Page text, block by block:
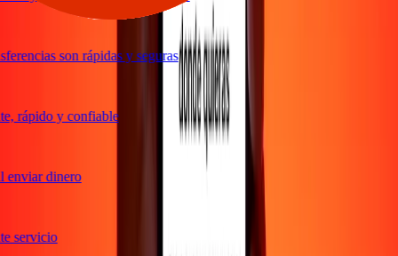
son rápidas y seguras
rápido y confiable
dinero
servicio